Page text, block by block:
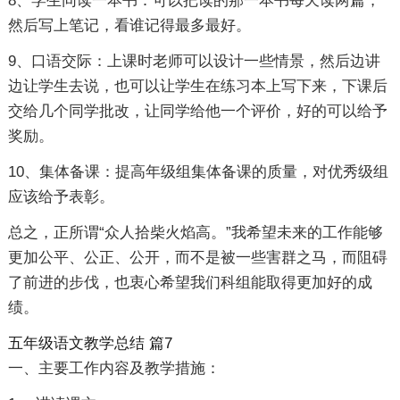
然后写上笔记，看谁记得最多最好。
9、口语交际：上课时老师可以设计一些情景，然后边讲
边让学生去说，也可以让学生在练习本上写下来，下课后
交给几个同学批改，让同学给他一个评价，好的可以给予
奖励。
10、集体备课：提高年级组集体备课的质量，对优秀级组
应该给予表彰。
总之，正所谓“众人拾柴火焰高。”我希望未来的工作能够
更加公平、公正、公开，而不是被一些害群之马，而阻碍
了前进的步伐，也衷心希望我们科组能取得更加好的成
绩。
五年级语文教学总结 篇7
一、主要工作内容及教学措施：